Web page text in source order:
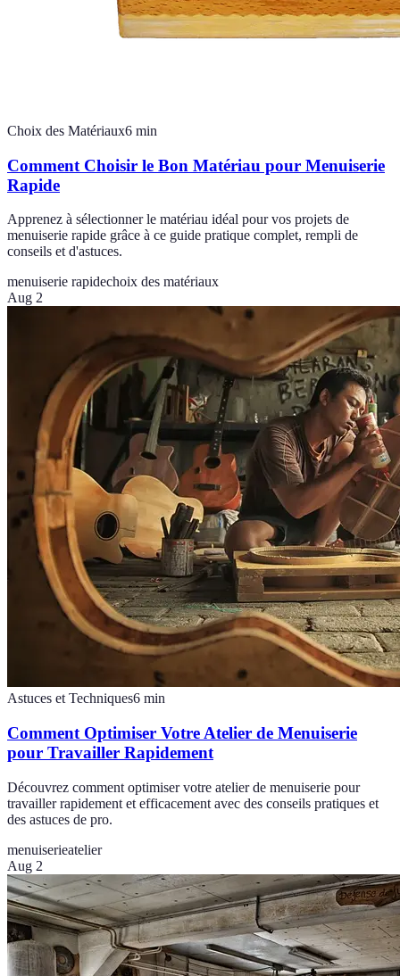
Choix des Matériaux6 min
Comment Choisir le Bon Matériau pour Menuiserie
Rapide
Apprenez à sélectionner le matériau idéal pour vos projets de
menuiserie rapide grâce à ce guide pratique complet, rempli de
conseils et d'astuces.
menuiserie rapidechoix des matériaux
Aug 2
Astuces et Techniques6 min
Comment Optimiser Votre Atelier de Menuiserie
pour Travailler Rapidement
Découvrez comment optimiser votre atelier de menuiserie pour
travailler rapidement et efficacement avec des conseils pratiques et
des astuces de pro.
menuiserieatelier
Aug 2